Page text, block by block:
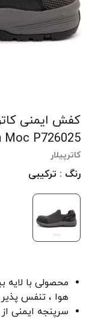
Moc P726025
کاترپیلار
رنگ : ترکیبی
محصولی با
هوا ، تنفس پذیر
سرپنجه ایمنی